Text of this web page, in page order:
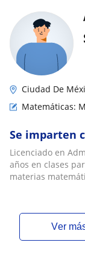
Ciudad De
Matemáticas:
Se imparten
Licenciado en
años en clases
materias
ver